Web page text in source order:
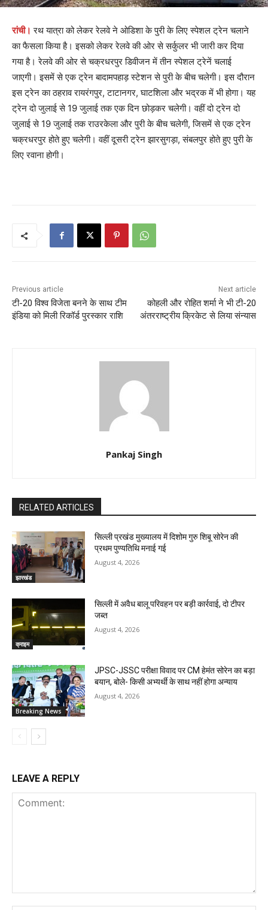
रांची। रथ यात्रा को लेकर रेलवे ने ओडिशा के पुरी के लिए स्पेशल ट्रेन चलाने
का फैसला किया है। इसको लेकर रेलवे की ओर से सर्कुलर भी जारी कर दिया
गया है। रेलवे की ओर से चक्रधरपुर डिवीजन में तीन स्पेशल ट्रेनें चलाई
जाएगी। इसमें से एक ट्रेन बादामपहाड़ स्टेशन से पुरी के बीच चलेगी। इस दौरान
इस ट्रेन का ठहराव रायरंगपुर, टाटानगर, घाटशिला और भद्रक में भी होगा। यह
ट्रेन दो जुलाई से 19 जुलाई तक एक दिन छोड़कर चलेगी। वहीं दो ट्रेन दो
जुलाई से 19 जुलाई तक राउरकेला और पुरी के बीच चलेगी, जिसमें से एक ट्रेन
चक्रधरपुर होते हुए चलेगी। वहीं दूसरी ट्रेन झारसुगड़ा, संबलपुर होते हुए पुरी के
लिए रवाना होगी।
Previous article
टी-20 विश्व विजेता बनने के साथ टीम
इंडिया को मिली रिकॉर्ड पुरस्कार राशि
Next article
कोहली और रोहित शर्मा ने भी टी-20
अंतरराष्ट्रीय क्रिकेट से लिया संन्यास
Pankaj Singh
RELATED ARTICLES
झारखंड
सिल्ली प्रखंड मुख्यालय में दिशोम गुरु शिबू सोरेन की
प्रथम पुण्यतिथि मनाई गई
August 4, 2026
क्राइम
सिल्ली में अवैध बालू परिवहन पर बड़ी कार्रवाई, दो टीपर
जब्त
August 4, 2026
Breaking News
JPSC-JSSC परीक्षा विवाद पर CM हेमंत सोरेन का बड़ा
बयान, बोले- किसी अभ्यर्थी के साथ नहीं होगा अन्याय
August 4, 2026
LEAVE A REPLY